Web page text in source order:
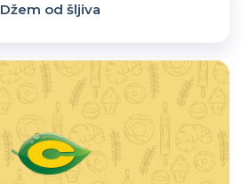
Džem od šljiva